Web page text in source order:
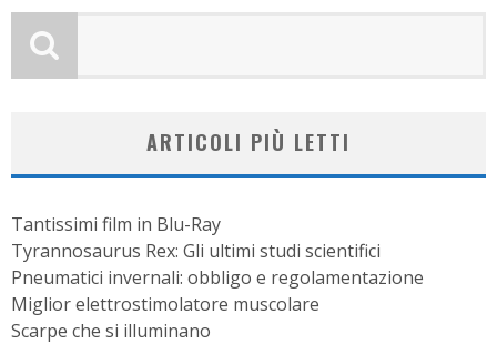
ARTICOLI PIÙ LETTI
Tantissimi film in Blu-Ray
Tyrannosaurus Rex: Gli ultimi studi scientifici
Pneumatici invernali: obbligo e regolamentazione
Miglior elettrostimolatore muscolare
Scarpe che si illuminano